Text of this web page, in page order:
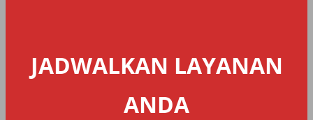
JADWALKAN LAYANAN
ANDA